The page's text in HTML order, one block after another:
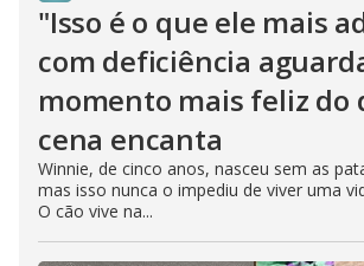
"Isso é o que ele mais
com deficiência
momento mais feliz do
cena encanta
Winnie, de cinco anos, nasceu sem as
mas isso nunca o impediu de viver uma
O cão vive na...